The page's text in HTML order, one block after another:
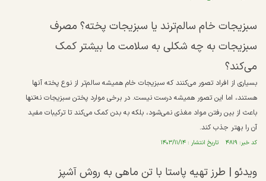
سبزیجات خام سالم‌ترند یا سبزیجات پخته؟ مصرف
سبزیجات به چه شکلی به سلامت ما بیشتر کمک
می‌کند؟
بسیاری از افراد تصور می‌کنند که سبزیجات خام همیشه سالم‌تر از نوع پخته آنها
هستند، اما این تصور همیشه درست نیست. در برخی موارد پختن سبزیجات نه‌تنها
باعث از بین رفتن مواد مغذی نمی‌شود، بلکه به بدن کمک می‌کند تا ترکیبات مفید
آن را بهتر جذب کند.
کد خبر: ۴۸۱۹ تاریخ انتشار : ۱۴۰۳/۱۱/۱۴
ویدئو | طرز تهیه پاستا با تن ماهی به روش آشپز